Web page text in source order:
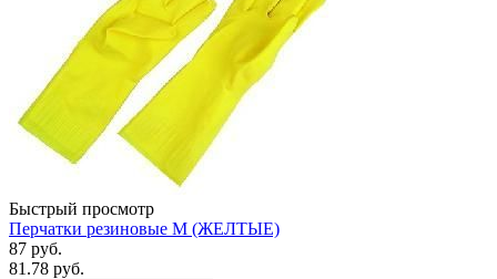
Быстрый просмотр
Перчатки резиновые М (ЖЕЛТЫЕ)
87 руб.
81.78 руб.